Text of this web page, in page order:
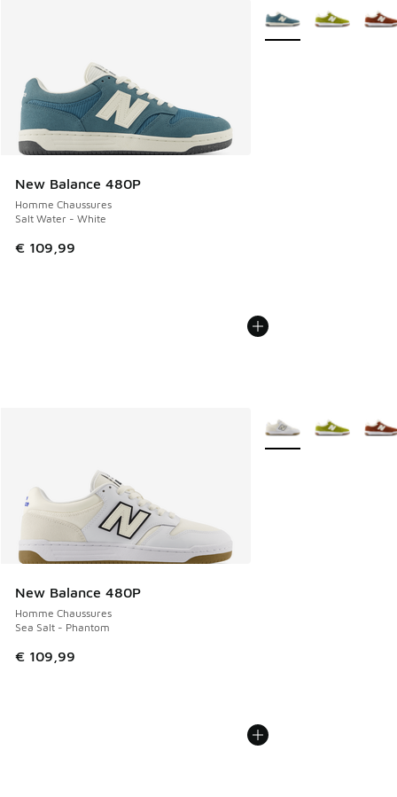
New Balance 480P
Homme Chaussures
Salt Water - White
€ 109,99
Plus de couleurs
New Balance 480P
Homme Chaussures
Sea Salt - Phantom
€ 109,99
Plus de couleurs